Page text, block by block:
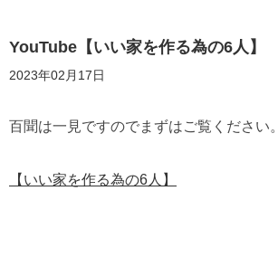
YouTube【いい家を作る為の6人】
2023年02月17日
百聞は一見ですのでまずはご覧ください。
【いい家を作る為の6人】